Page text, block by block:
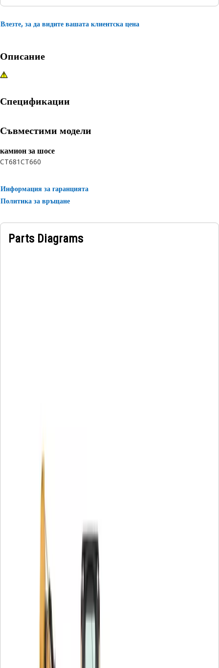
Влезте, за да видите вашата клиентска цена
Описание
Спецификации
Съвместими модели
камион за шосе
CT681CT660
Информация за гаранцията
Политика за връщане
Parts Diagrams